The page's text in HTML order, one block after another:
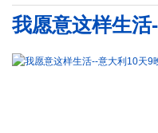
我愿意这样生